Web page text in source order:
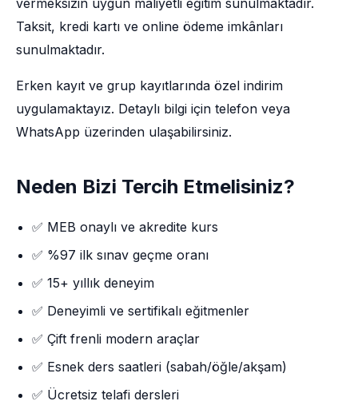
vermeksizin uygun maliyetli eğitim sunulmaktadır.
Taksit, kredi kartı ve online ödeme imkânları
sunulmaktadır.
Erken kayıt ve grup kayıtlarında özel indirim
uygulamaktayız. Detaylı bilgi için telefon veya
WhatsApp üzerinden ulaşabilirsiniz.
Neden Bizi Tercih Etmelisiniz?
✅ MEB onaylı ve akredite kurs
✅ %97 ilk sınav geçme oranı
✅ 15+ yıllık deneyim
✅ Deneyimli ve sertifikalı eğitmenler
✅ Çift frenli modern araçlar
✅ Esnek ders saatleri (sabah/öğle/akşam)
✅ Ücretsiz telafi dersleri